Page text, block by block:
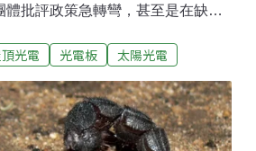
體批評政策急轉彎，甚至是在缺乏
境資訊中心》專訪表示，新制轉彎
，在於建商普遍缺乏相關經驗。過
商出錢建置並負責到底，但新制下
為受託的施工廠商，既有運作方式
光電 光電板 太陽光電